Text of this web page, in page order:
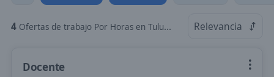
4 Ofertas de trabajo Por Horas en Tulum, Quintana Roo Relevancia
Docente